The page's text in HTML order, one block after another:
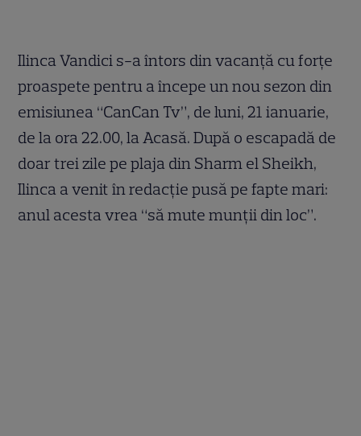
Ilinca Vandici s-a întors din vacanţă cu forţe
proaspete pentru a începe un nou sezon din
emisiunea “CanCan Tv”, de luni, 21 ianuarie,
de la ora 22.00, la Acasă. După o escapadă de
doar trei zile pe plaja din Sharm el Sheikh,
Ilinca a venit în redacţie pusă pe fapte mari:
anul acesta vrea “să mute munţii din loc”.